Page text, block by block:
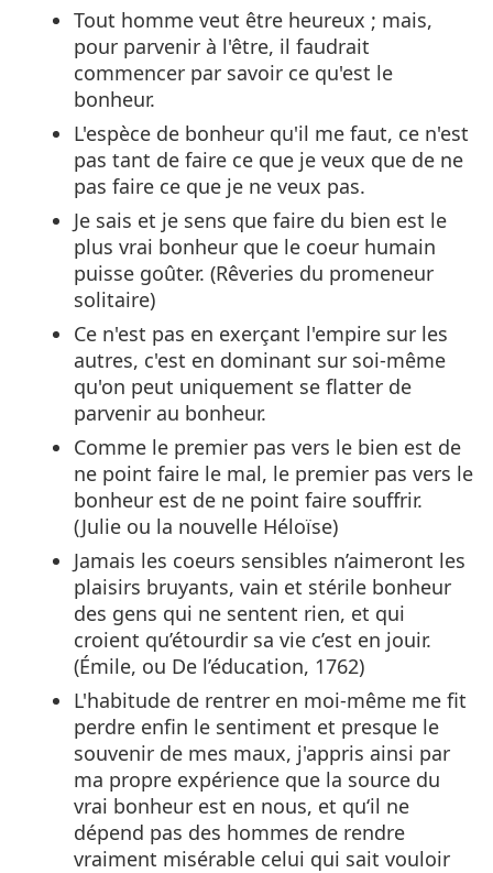
Tout homme veut être heureux ; mais,
pour parvenir à l'être, il faudrait
commencer par savoir ce qu'est le
bonheur.
L'espèce de bonheur qu'il me faut, ce n'est
pas tant de faire ce que je veux que de ne
pas faire ce que je ne veux pas.
Je sais et je sens que faire du bien est le
plus vrai bonheur que le coeur humain
puisse goûter. (Rêveries du promeneur
solitaire)
Ce n'est pas en exerçant l'empire sur les
autres, c'est en dominant sur soi-même
qu'on peut uniquement se flatter de
parvenir au bonheur.
Comme le premier pas vers le bien est de
ne point faire le mal, le premier pas vers le
bonheur est de ne point faire souffrir.
(Julie ou la nouvelle Héloïse)
Jamais les coeurs sensibles n’aimeront les
plaisirs bruyants, vain et stérile bonheur
des gens qui ne sentent rien, et qui
croient qu’étourdir sa vie c’est en jouir.
(Émile, ou De l’éducation, 1762)
L'habitude de rentrer en moi-même me fit
perdre enfin le sentiment et presque le
souvenir de mes maux, j'appris ainsi par
ma propre expérience que la source du
vrai bonheur est en nous, et qu‘il ne
dépend pas des hommes de rendre
vraiment misérable celui qui sait vouloir